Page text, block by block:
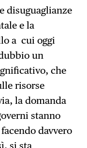
disuguaglianze
e la
a cui oggi
un
che
risorse
la domanda
stanno
davvero
si sta